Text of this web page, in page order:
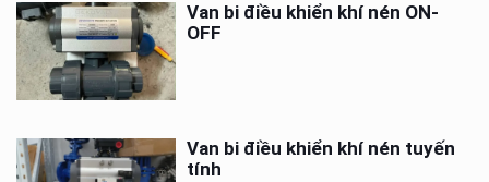
Van bi điều khiển khí nén ON-
OFF
Van bi điều khiển khí nén tuyến
tính